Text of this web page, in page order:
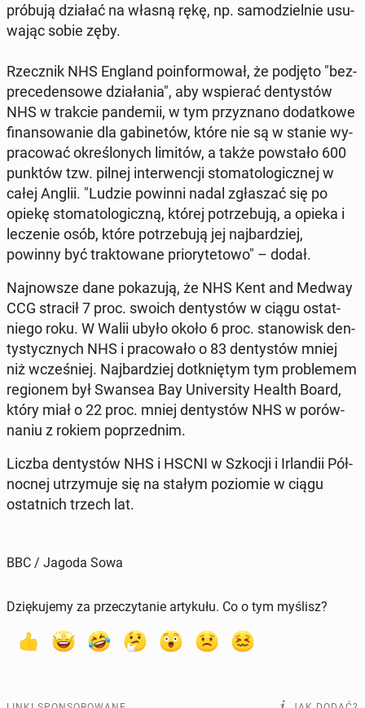
próbują działać na własną rękę, np. sa­mo­dziel­nie usu­
wa­jąc sobie zęby.
Rzecz­nik NHS England po­in­for­mo­wał, że podjęto "bez­
pre­ce­den­so­we dzia­ła­nia", aby wspie­rać den­ty­stów
NHS w trakcie pan­de­mii, w tym przy­zna­no do­dat­ko­we
fi­nan­so­wa­nie dla ga­bi­ne­tów, które nie są w stanie wy­
pra­co­wać okre­ślo­nych limitów, a także po­wsta­ło 600
punktów tzw. pilnej in­ter­wen­cji sto­ma­to­lo­gicz­nej w
całej Anglii. "Ludzie powinni nadal zgła­szać się po
opiekę sto­ma­to­lo­gicz­ną, której po­trze­bu­ją, a opieka i
le­cze­nie osób, które po­trze­bu­ją jej naj­bar­dziej,
powinny być trak­to­wa­ne prio­ry­te­to­wo" – dodał.
Naj­now­sze dane po­ka­zu­ją, że NHS Kent and Medway
CCG stracił 7 proc. swoich den­ty­stów w ciągu ostat­
nie­go roku. W Walii ubyło około 6 proc. sta­no­wisk den­
ty­stycz­nych NHS i pra­co­wa­ło o 83 den­ty­stów mniej
niż wcze­śniej. Naj­bar­dziej do­tknię­tym tym pro­ble­mem
re­gio­nem był Swansea Bay Uni­ver­si­ty Health Board,
który miał o 22 proc. mniej den­ty­stów NHS w po­rów­
na­niu z rokiem po­przed­nim.
Liczba den­ty­stów NHS i HSCNI w Szkocji i Ir­lan­dii Pół­
noc­nej utrzy­mu­je się na stałym po­zio­mie w ciągu
ostat­nich trzech lat.
BBC / Jagoda Sowa
Dziękujemy za przeczytanie artykułu. Co o tym myślisz?